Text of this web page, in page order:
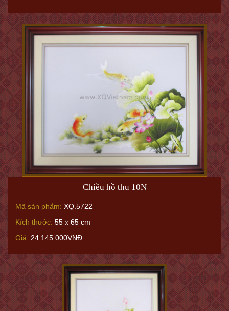
Chiều hồ thu 10N
Mã sản phẩm: XQ.5722
Kích thước: 55 x 65 cm
Giá: 24.145.000VNĐ